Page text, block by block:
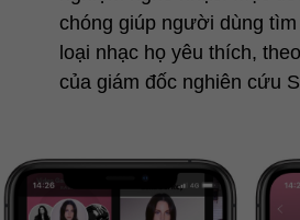
chóng giúp người dùng
loại nhạc họ yêu thích,
của giám đốc nghiên cứu